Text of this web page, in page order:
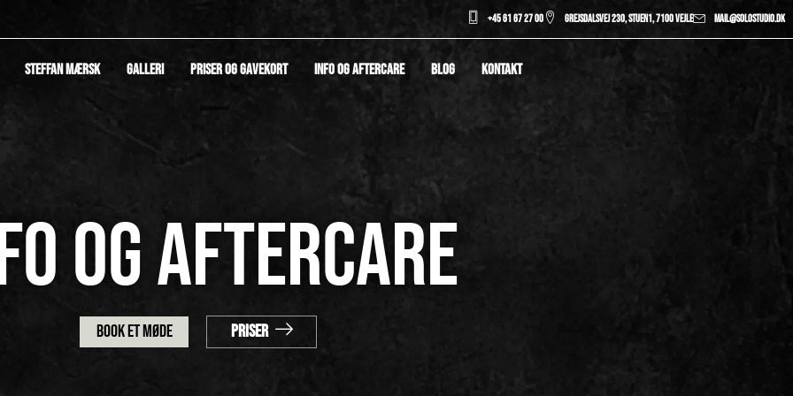
+45 61 67 27 00 Grejsdalsvej 230, stuen1, 7100 Vejle mail@solostudio.dk
STEFFAN MÆRSK GALLERI PRISER OG GAVEKORT INFO OG AFTERCARE BLOG KONTAKT
OG AFTERCARE
Book et møde Priser